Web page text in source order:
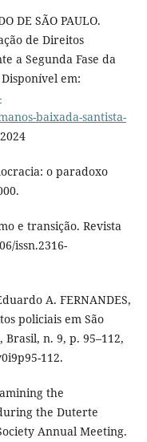
DE SÃO PAULO.
de Direitos
a Segunda Fase da
em:
baixada-santista-
o paradoxo
e transição. Revista
issn.2316-
A. FERNANDES,
policiais em São
Brasil, n. 9, p. 95–112,
112.
the
the Duterte
Annual Meeting.